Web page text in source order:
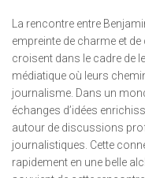
La rencontre entre
empreinte de charme et
croisent dans le cadre de
médiatique où leurs
journalisme. Dans un
échanges d’idées
autour de discussions
journalistiques. Cette
rapidement en une belle